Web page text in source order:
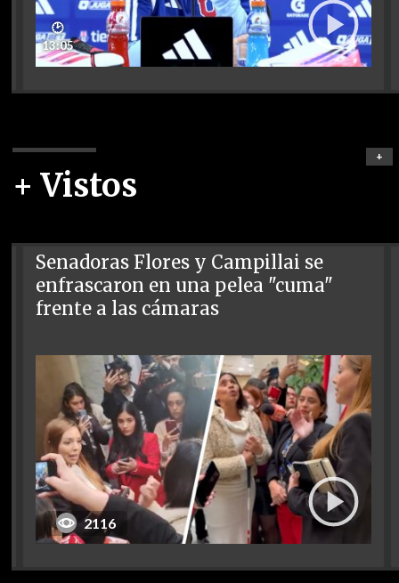
🕑
13:05
+ Vistos
+
Senadoras Flores y Campillai se
enfrascaron en una pelea "cuma"
frente a las cámaras
2116